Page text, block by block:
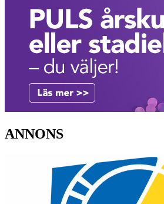
ANNONS